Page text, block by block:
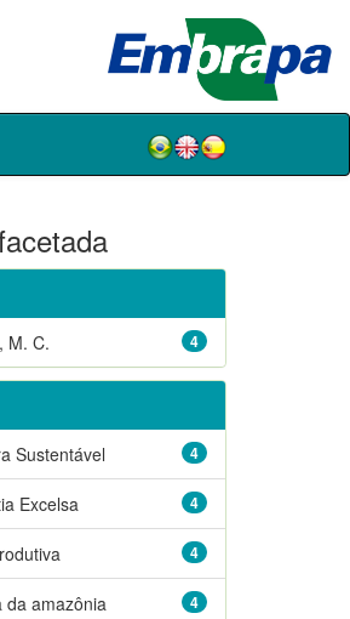
4
M. C.
4
Sustentável
4
Excelsa
4
4
da amazônia